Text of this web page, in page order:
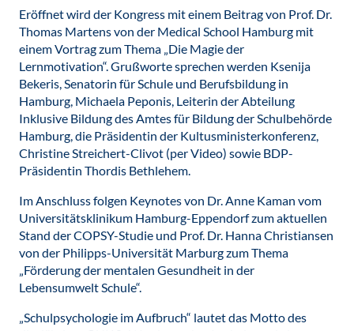
Eröffnet wird der Kongress mit einem Beitrag von Prof. Dr.
Thomas Martens von der Medical School Hamburg mit
einem Vortrag zum Thema „Die Magie der
Lernmotivation“. Grußworte sprechen werden Ksenija
Bekeris, Senatorin für Schule und Berufsbildung in
Hamburg, Michaela Peponis, Leiterin der Abteilung
Inklusive Bildung des Amtes für Bildung der Schulbehörde
Hamburg, die Präsidentin der Kultusministerkonferenz,
Christine Streichert-Clivot (per Video) sowie BDP-
Präsidentin Thordis Bethlehem.
Im Anschluss folgen Keynotes von Dr. Anne Kaman vom
Universitätsklinikum Hamburg-Eppendorf zum aktuellen
Stand der COPSY-Studie und Prof. Dr. Hanna Christiansen
von der Philipps-Universität Marburg zum Thema
„Förderung der mentalen Gesundheit in der
Lebensumwelt Schule“.
„Schulpsychologie im Aufbruch“ lautet das Motto des